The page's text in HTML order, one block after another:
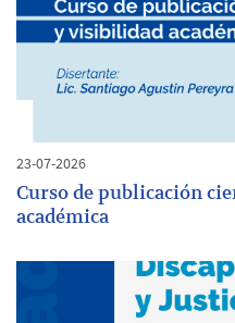
23-07-2026
Curso de publicación
académica